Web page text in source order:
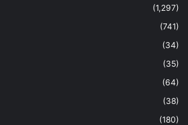
(1,297)
(741)
(34)
(35)
(64)
(38)
(180)